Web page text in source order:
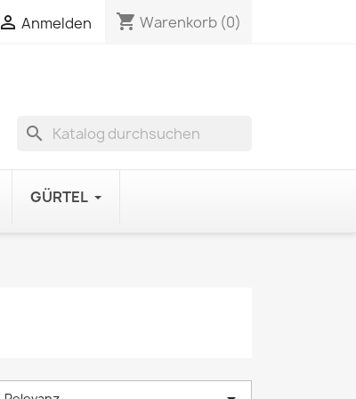
 Anmelden shopping_cart Warenkorb (0)
search
GÜRTEL